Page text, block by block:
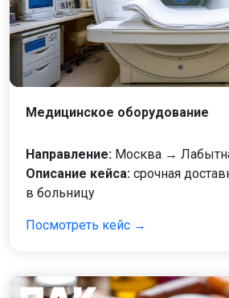
Медицинское оборудование
Направление: Москва →
Описание кейса: срочная
в больницу
Посмотреть кейс →